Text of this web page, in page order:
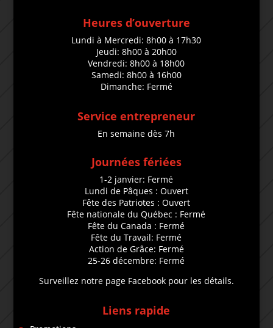
Heures d’ouverture
Lundi à Mercredi: 8h00 à 17h30
Jeudi: 8h00 à 20h00
Vendredi: 8h00 à 18h00
Samedi: 8h00 à 16h00
Dimanche: Fermé
Service entrepreneur
En semaine dès 7h
Journées fériées
1-2 janvier: Fermé
Lundi de Pâques : Ouvert
Fête des Patriotes : Ouvert
Fête nationale du Québec : Fermé
Fête du Canada : Fermé
Fête du Travail: Fermé
Action de Grâce: Fermé
25-26 décembre: Fermé
Surveillez notre page Facebook pour les détails.
Liens rapide